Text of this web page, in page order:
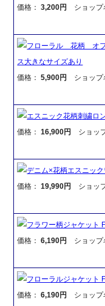
価格：3,200円 ショップ
フローラル 花柄 オ
ス大きなサイズあり
価格：5,900円 ショップ
エスニック花柄刺繍ロ
価格：16,900円 ショッ
デニム×花柄エスニッ
価格：19,990円 ショッ
フラワー柄ジャケット
価格：6,190円 ショップ
フローラルジャケット
価格：6,190円 ショップ